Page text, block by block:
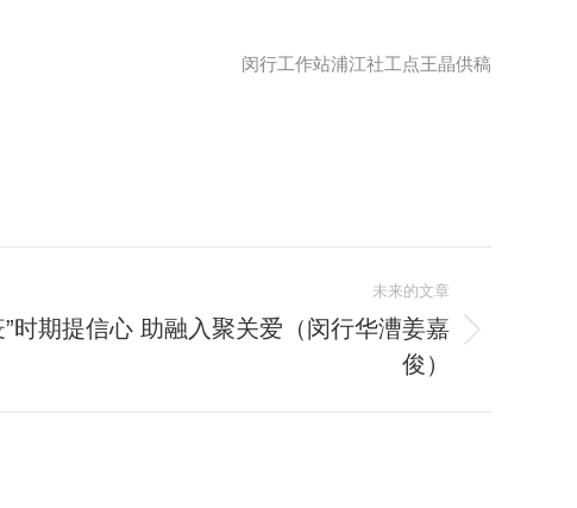
闵行工作站浦江社工点王晶供稿
未来的文章
”时期提信心 助融入聚关爱（闵行华漕姜嘉
俊）